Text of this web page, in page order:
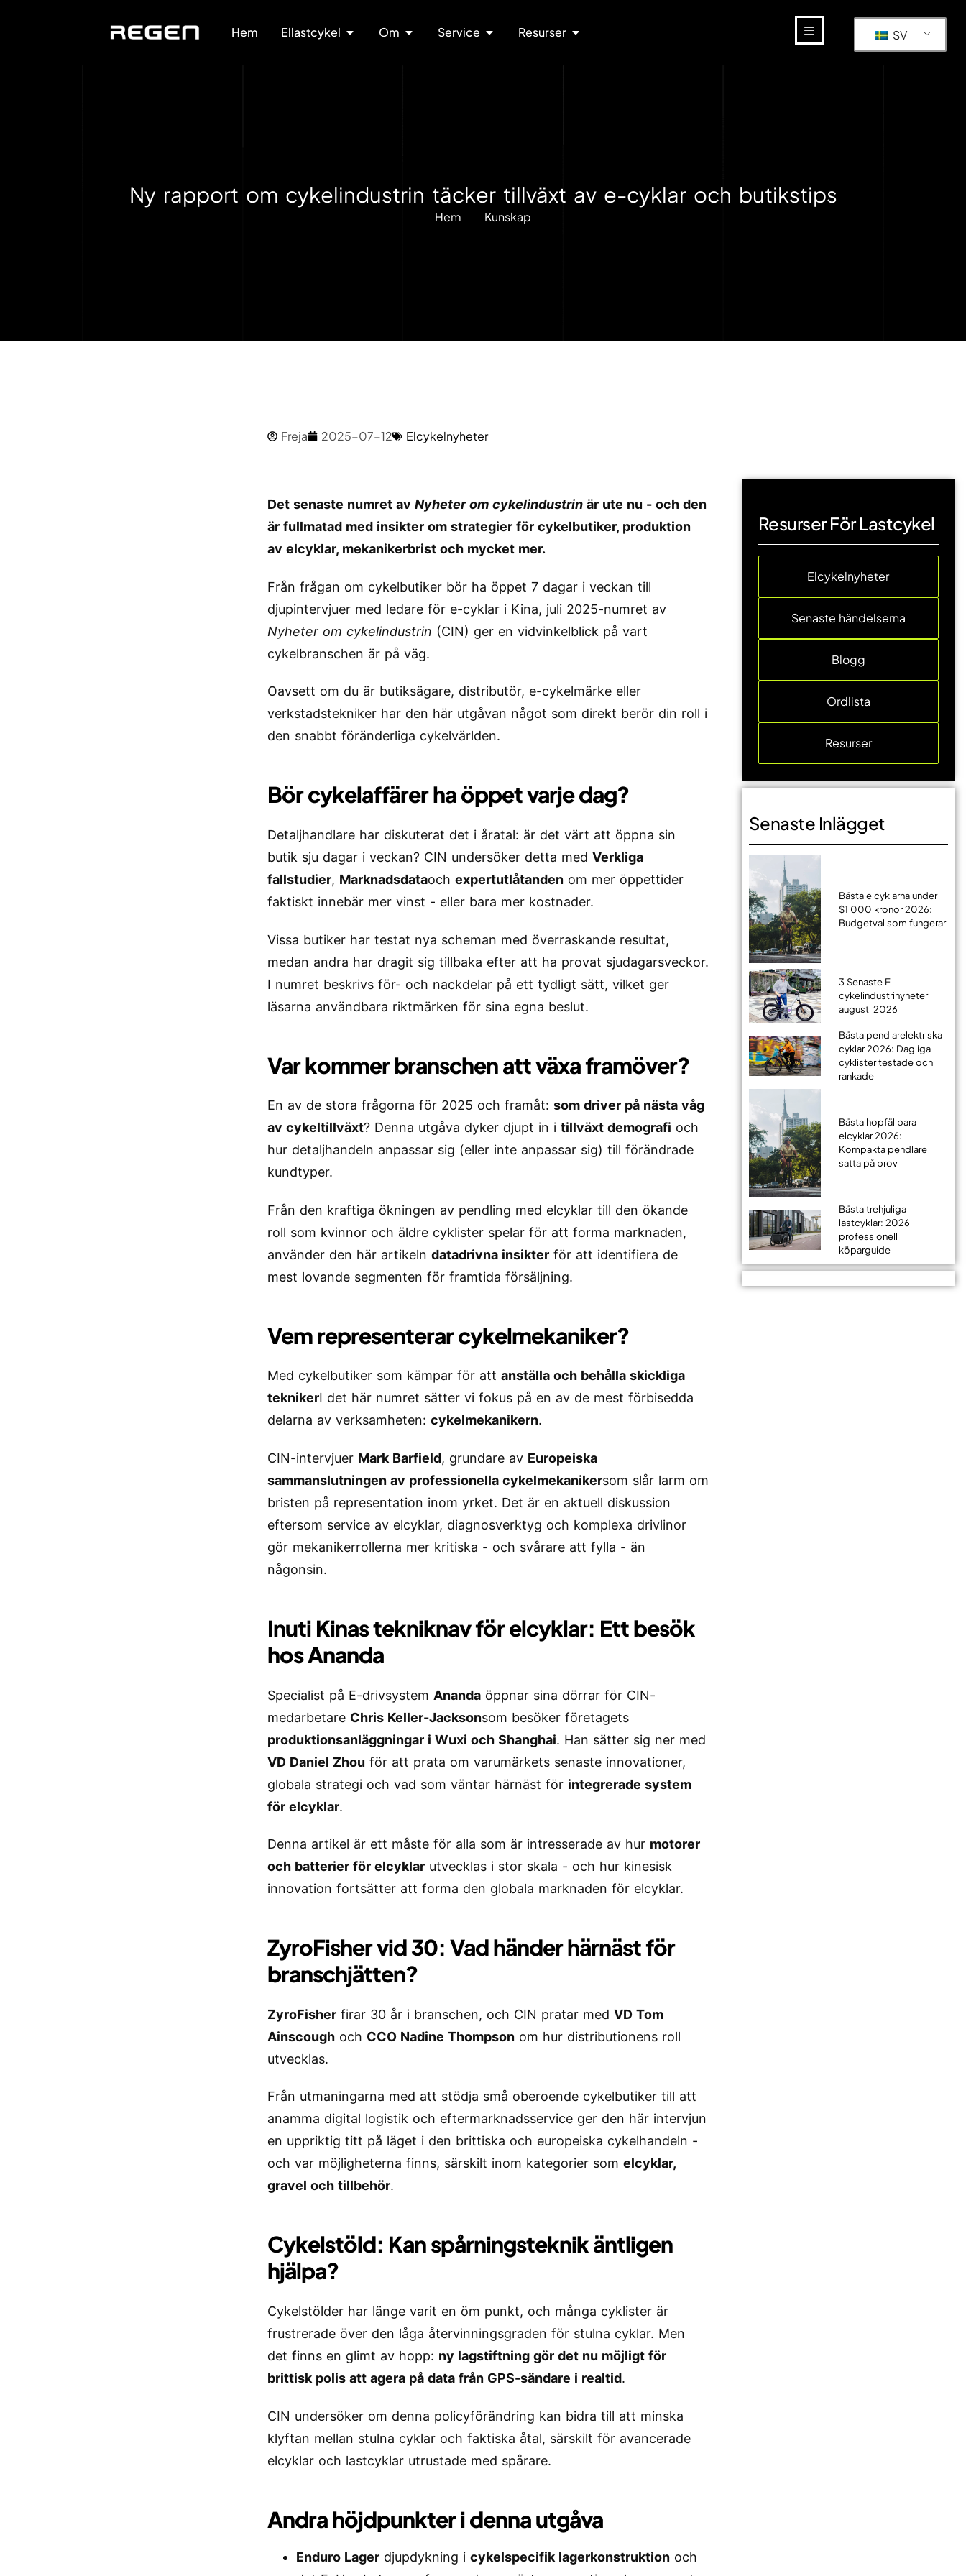
Hem Ellastcykel Om Service Resurser SV
Ny rapport om cykelindustrin täcker tillväxt av e-cyklar och butikstips
Hem Kunskap
Freja 2025-07-12 Elcykelnyheter
Det senaste numret avNyheter om cykelindustrin är ute nu - och den
är fullmatad med insikter om strategier för cykelbutiker, produktion
av elcyklar, mekanikerbrist och mycket mer.
Från frågan om cykelbutiker bör ha öppet 7 dagar i veckan till
djupintervjuer med ledare för e-cyklar i Kina, juli 2025-numret av
Nyheter om cykelindustrin (CIN) ger en vidvinkelblick på vart
cykelbranschen är på väg.
Oavsett om du är butiksägare, distributör, e-cykelmärke eller
verkstadstekniker har den här utgåvan något som direkt berör din roll i
den snabbt föränderliga cykelvärlden.
Bör cykelaffärer ha öppet varje dag?
Detaljhandlare har diskuterat det i åratal: är det värt att öppna sin
butik sju dagar i veckan? CIN undersöker detta medVerkliga
fallstudier, Marknadsdataochexpertutlåtanden om mer öppettider
faktiskt innebär mer vinst - eller bara mer kostnader.
Vissa butiker har testat nya scheman med överraskande resultat,
medan andra har dragit sig tillbaka efter att ha provat sjudagarsveckor.
I numret beskrivs för- och nackdelar på ett tydligt sätt, vilket ger
läsarna användbara riktmärken för sina egna beslut.
Var kommer branschen att växa framöver?
En av de stora frågorna för 2025 och framåt:som driver på nästa våg
av cykeltillväxt? Denna utgåva dyker djupt in itillväxt demografi och
hur detaljhandeln anpassar sig (eller inte anpassar sig) till förändrade
kundtyper.
Från den kraftiga ökningen av pendling med elcyklar till den ökande
roll som kvinnor och äldre cyklister spelar för att forma marknaden,
använder den här artikelndatadrivna insikter för att identifiera de
mest lovande segmenten för framtida försäljning.
Vem representerar cykelmekaniker?
Med cykelbutiker som kämpar för attanställa och behålla skickliga
teknikerI det här numret sätter vi fokus på en av de mest förbisedda
delarna av verksamheten:cykelmekanikern.
CIN-intervjuer Mark Barfield, grundare av Europeiska
sammanslutningen av professionella cykelmekanikersom slår larm om
bristen på representation inom yrket. Det är en aktuell diskussion
eftersom service av elcyklar, diagnosverktyg och komplexa drivlinor
gör mekanikerrollerna mer kritiska - och svårare att fylla - än
någonsin.
Inuti Kinas tekniknav för elcyklar: Ett besök
hos Ananda
Specialist på E-drivsystem Ananda öppnar sina dörrar för CIN-
medarbetare Chris Keller-Jacksonsom besöker företagets
produktionsanläggningar i Wuxi och Shanghai. Han sätter sig ner med
VD Daniel Zhou för att prata om varumärkets senaste innovationer,
globala strategi och vad som väntar härnäst för integrerade system
för elcyklar.
Denna artikel är ett måste för alla som är intresserade av hur motorer
och batterier för elcyklar utvecklas i stor skala - och hur kinesisk
innovation fortsätter att forma den globala marknaden för elcyklar.
ZyroFisher vid 30: Vad händer härnäst för
branschjätten?
ZyroFisher firar 30 år i branschen, och CIN pratar medVD Tom
Ainscough och CCO Nadine Thompson om hur distributionens roll
utvecklas.
Från utmaningarna med att stödja små oberoende cykelbutiker till att
anamma digital logistik och eftermarknadsservice ger den här intervjun
en uppriktig titt på läget i den brittiska och europeiska cykelhandeln -
och var möjligheterna finns, särskilt inom kategorier somelcyklar,
gravel och tillbehör.
Cykelstöld: Kan spårningsteknik äntligen
hjälpa?
Cykelstölder har länge varit en öm punkt, och många cyklister är
frustrerade över den låga återvinningsgraden för stulna cyklar. Men
det finns en glimt av hopp: ny lagstiftning gör det nu möjligt för
brittisk polis att agera på data från GPS-sändare i realtid.
CIN undersöker om denna policyförändring kan bidra till att minska
klyftan mellan stulna cyklar och faktiska åtal, särskilt för avancerade
elcyklar och lastcyklar utrustade med spårare.
Andra höjdpunkter i denna utgåva
Enduro Lager djupdykning icykelspecifik lagerkonstruktion och
Resurser För Lastcykel
Elcykelnyheter
Senaste händelserna
Blogg
Ordlista
Resurser
Senaste Inlägget
Bästa elcyklarna under
$1 000 kronor 2026:
Budgetval som fungerar
3 Senaste E-
cykelindustrinyheter i
augusti 2026
Bästa pendlarelektriska
cyklar 2026: Dagliga
cyklister testade och
rankade
Bästa hopfällbara
elcyklar 2026:
Kompakta pendlare
satta på prov
Bästa trehjuliga
lastcyklar: 2026
professionell
köparguide